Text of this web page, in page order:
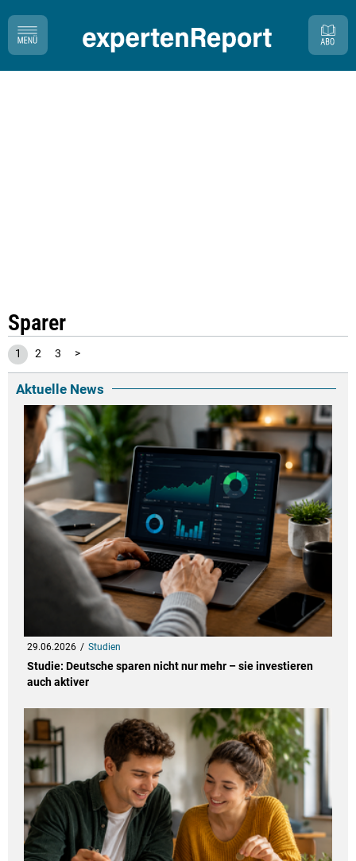
Sparer
1 2 3 >
Aktuelle News
29.06.2026 Studien
Studie: Deutsche sparen nicht nur mehr – sie investieren
auch aktiver